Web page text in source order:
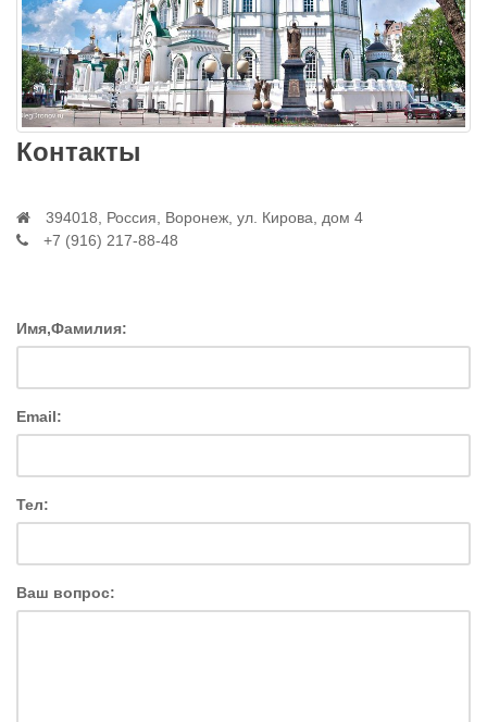
Контакты
394018, Россия, Воронеж, ул. Кирова, дом 4
+7 (916) 217-88-48
Имя,Фамилия:
Email:
Тел:
Ваш вопрос: